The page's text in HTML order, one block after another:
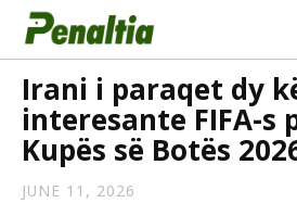
Irani i paraqet dy
interesante FIFA-s
Kupës së Botës
JUNE 11, 2026